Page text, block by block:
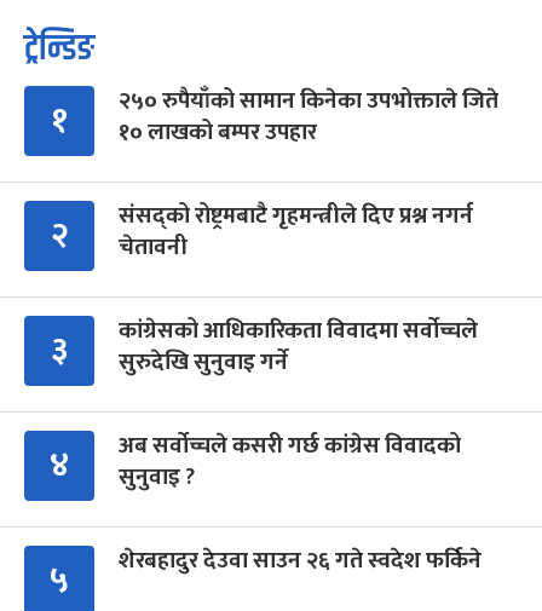
ट्रेन्डिङ
१
२५० रुपैयाँको सामान किनेका उपभोक्ताले जिते
१० लाखको बम्पर उपहार
२
संसद्को रोष्ट्रमबाटै गृहमन्त्रीले दिए प्रश्न नगर्न
चेतावनी
३
कांग्रेसको आधिकारिकता विवादमा सर्वोच्चले
सुरुदेखि सुनुवाइ गर्ने
४
अब सर्वोच्चले कसरी गर्छ कांग्रेस विवादको
सुनुवाइ ?
५ शेरबहादुर देउवा साउन २६ गते स्वदेश फर्किने